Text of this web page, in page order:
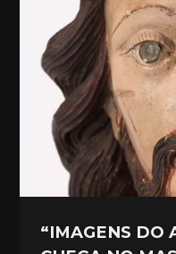
“IMAGENS DO